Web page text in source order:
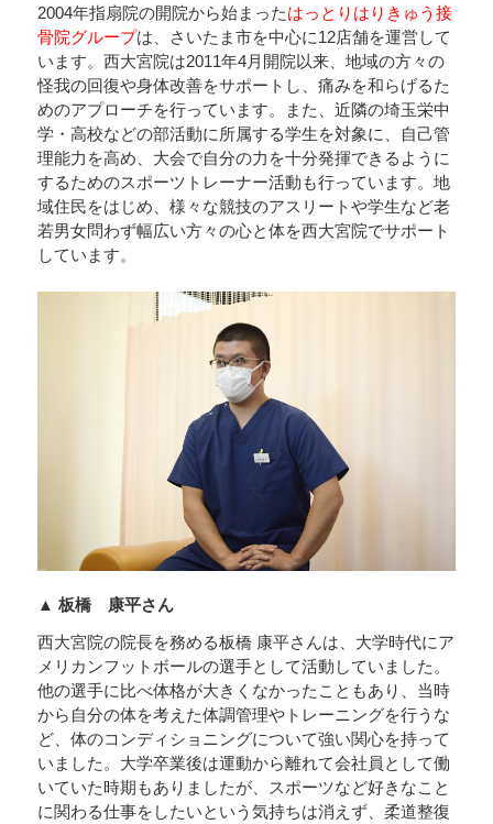
2004年指扇院の開院から始まったはっとりはりきゅう接
骨院グループは、さいたま市を中心に12店舗を運営して
います。西大宮院は2011年4月開院以来、地域の方々の
怪我の回復や身体改善をサポートし、痛みを和らげるた
めのアプローチを行っています。また、近隣の埼玉栄中
学・高校などの部活動に所属する学生を対象に、自己管
理能力を高め、大会で自分の力を十分発揮できるように
するためのスポーツトレーナー活動も行っています。地
域住民をはじめ、様々な競技のアスリートや学生など老
若男女問わず幅広い方々の心と体を西大宮院でサポート
しています。
▲ 板橋 康平さん
西大宮院の院長を務める板橋 康平さんは、大学時代にア
メリカンフットボールの選手として活動していました。
他の選手に比べ体格が大きくなかったこともあり、当時
から自分の体を考えた体調管理やトレーニングを行うな
ど、体のコンディショニングについて強い関心を持って
いました。大学卒業後は運動から離れて会社員として働
いていた時期もありましたが、スポーツなど好きなこと
に関わる仕事をしたいという気持ちは消えず、柔道整復